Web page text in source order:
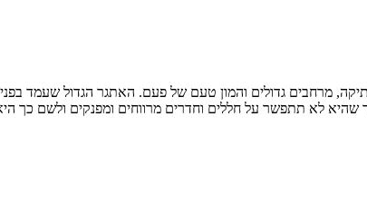
מרחבים גדולים והמון טעם של פעם. האתגר הגדול שעמד
שהיא לא תתפשר על חללים וחדרים מרווחים ומפנקים ולשם כך